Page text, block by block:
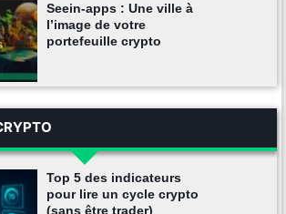
Seein-apps : Une ville à
l’image de votre
portefeuille crypto
Top 5 des indicateurs
pour lire un cycle crypto
(sans être trader)